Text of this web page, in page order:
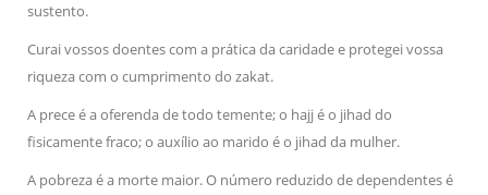
sustento.
Curai vossos doentes com a prática da caridade e protegei vossa
riqueza com o cumprimento do zakat.
A prece é a oferenda de todo temente; o hajj é o jihad do
fisicamente fraco; o auxílio ao marido é o jihad da mulher.
A pobreza é a morte maior. O número reduzido de dependentes é